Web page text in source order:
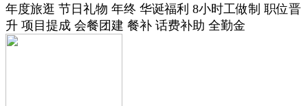
年度旅逛 节日礼物 年终 华诞福利 8小时工做制 职位晋
升 项目提成 会餐团建 餐补 话费补助 全勤金